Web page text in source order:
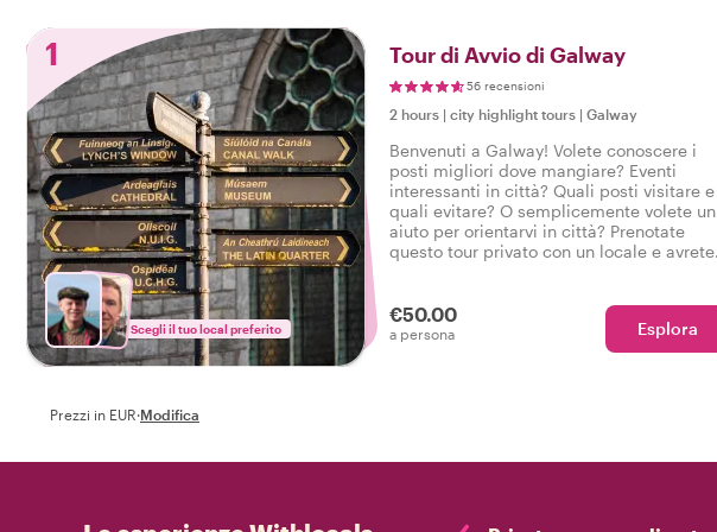
1
Scegli il tuo local preferito
Tour di Avvio di Galway
56 recensioni
2 hours | city highlight tours | Galway
Benvenuti a Galway! Volete conoscere i
posti migliori dove mangiare? Eventi
interessanti in città? Quali posti visitare e
quali evitare? O semplicemente volete un
aiuto per orientarvi in città? Prenotate
questo tour privato con un locale e avrete
piede giusto.
€50.00
a persona Esplora
Prezzi in EUR·Modifica